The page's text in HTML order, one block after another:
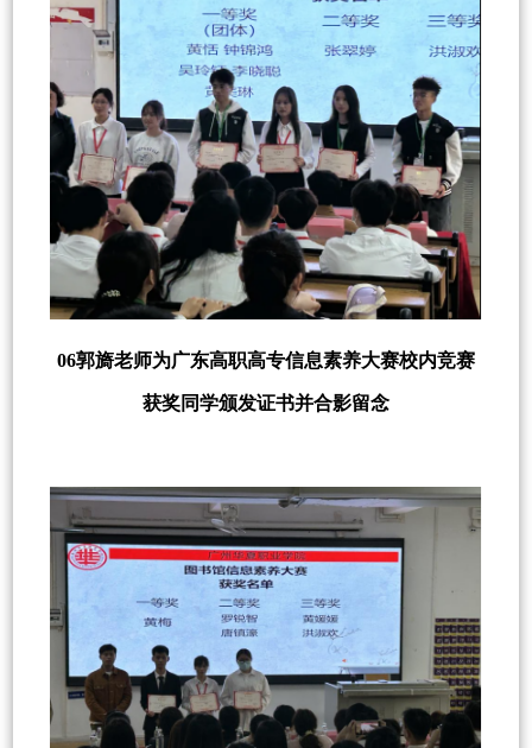
06郭旖老师为广东高职高专信息素养大赛校内竞赛
获奖同学颁发证书并合影留念